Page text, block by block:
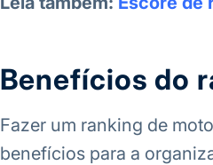
Benefícios do
Fazer um ranking de
benefícios para a